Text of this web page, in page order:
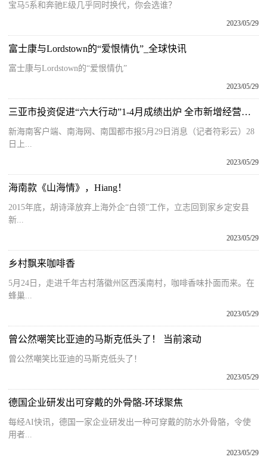
宝马5系和奔驰E级几乎同时换代，你会选谁？
2023/05/29
富士康与Lordstown的“爱恨情仇”_全球快讯
富士康与Lordstown的“爱恨情仇”
2023/05/29
三亚市投资促进“六大行动”1-4月成绩出炉 全市新增经营主体逾2万家 环球快消息
新海南客户端、南海网、南国都市报5月29日消息（记者符彩云）28
日上...
2023/05/29
海南款《山海情》，Hiang！
2015年底，胡诗泽放弃上海外企“白领”工作，立志回到家乡定安县
新...
2023/05/29
乡村飘来咖啡香
5月24日，走进千年古村落徽州区西溪南村，咖啡香味扑面而来。在
蜂巢...
2023/05/29
曾公然嘲笑比亚迪的马斯克低头了！ 当前滚动
曾公然嘲笑比亚迪的马斯克低头了！
2023/05/29
德国企业研发出可穿戴的外骨骼-环球聚焦
每经AI快讯，德国一家企业研发出一种可穿戴的防水外骨骼，令使
用者...
2023/05/29